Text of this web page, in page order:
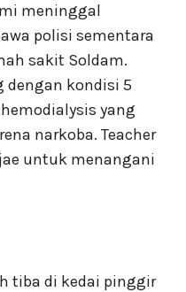
meninggal
polisi sementara
sakit Soldam.
dengan kondisi 5
yang
narkoba. Teacher
untuk menangani
tiba di kedai pinggir